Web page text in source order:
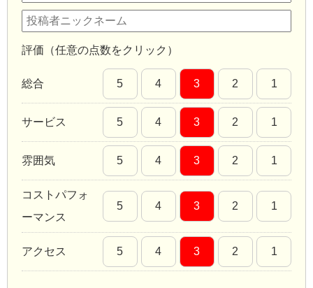
評価（任意の点数をクリック）
総合 5 4 3 2 1
サービス 5 4 3 2 1
雰囲気 5 4 3 2 1
コストパフォ
ーマンス
5 4 3 2 1
アクセス 5 4 3 2 1